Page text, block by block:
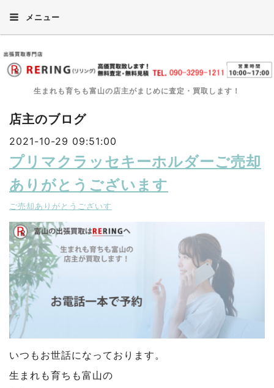
メニュー
生まれも育ちも富山の店主がまじめに査定・買取します！
店主のブログ
2021-10-29 09:51:00
プリマクラッセキーホルダーご売却
ありがとうございます
ご売却ありがとうございす
いつもお世話になっております。
生まれも育ちも富山の